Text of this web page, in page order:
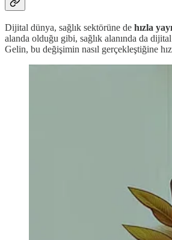
Dijital dünya, sağlık sektörüne de hızla
alanda olduğu gibi, sağlık alanında da dijital
Gelin, bu değişimin nasıl gerçekleştiğine